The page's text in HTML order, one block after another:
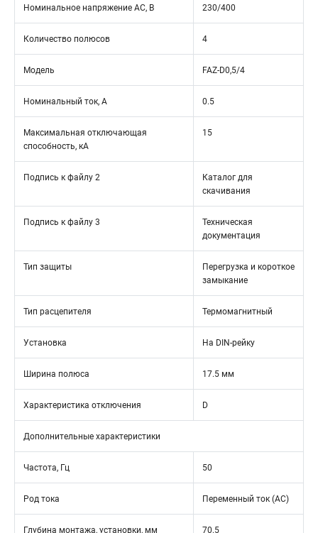
Номинальное напряжение АС, В 230/400
Количество полюсов 4
Модель FAZ-D0,5/4
Номинальный ток, А 0.5
Максимальная отключающая
способность, кА
15
Подпись к файлу 2
Каталог для
скачивания
Подпись к файлу 3
Техническая
документация
Тип защиты
Перегрузка и короткое
замыкание
Тип расцепителя Термомагнитный
Установка На DIN-рейку
Ширина полюса 17.5 мм
Характеристика отключения D
Дополнительные характеристики
Частота, Гц 50
Род тока Переменный ток (AC)
Глубина монтажа, установки, мм 70.5